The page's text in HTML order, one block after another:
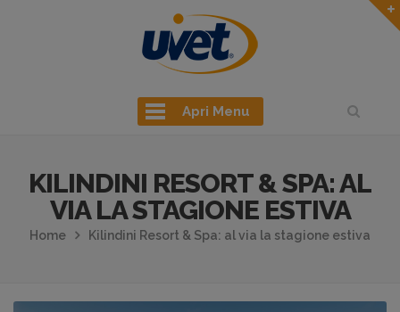
Apri Menu
KILINDINI RESORT & SPA: AL
VIA LA STAGIONE ESTIVA
Home Kilindini Resort & Spa: al via la stagione estiva